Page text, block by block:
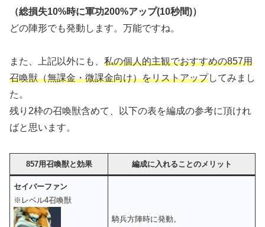
（総損失10%時に軍功200%アップ(10秒間)）
どの陣形でも発動します。万能ですね。
また、上記以外にも、 私の個人的主観でおすすめの857用
召喚獣（無課金・微課金向け）をリストアップしてみまし
た。
残り2枠の召喚獣含めて、以下の表を編成の参考に頂けれ
ばと思います。
857用召喚獣と効果 編成に入れることのメリット
セイバーファン
※レベル4召喚獣
騎兵方陣時に発動。